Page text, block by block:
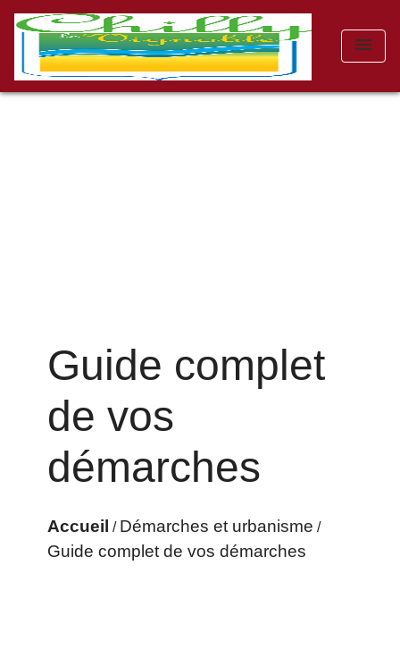
menu
Guide complet
de vos
démarches
Accueil / Démarches et urbanisme /
Guide complet de vos démarches